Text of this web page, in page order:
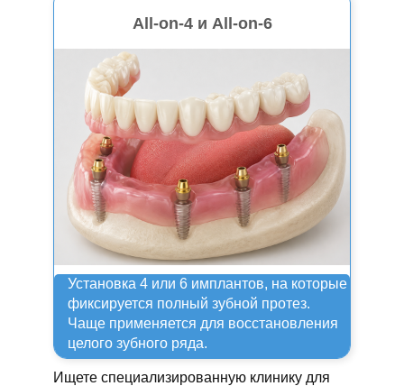
All-on-4 и All-on-6
Установка 4 или 6 имплантов, на которые
фиксируется полный зубной протез.
Чаще применяется для восстановления
целого зубного ряда.
Ищете специализированную клинику для